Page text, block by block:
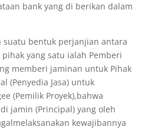
bank yang di berikan dalam
suatu bentuk perjanjian antara
yang satu ialah Pemberi
memberi jaminan untuk Pihak
(Penyedia Jasa) untuk
(Pemilik Proyek),bahwa
jamin (Principal) yang oleh
kewajibannya